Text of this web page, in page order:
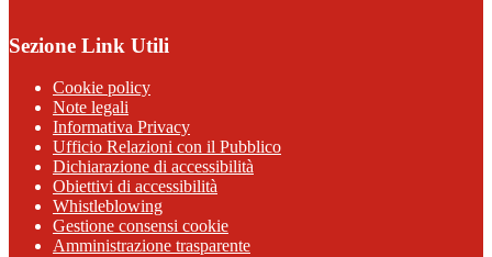
Sezione Link Utili
Cookie policy
Note legali
Informativa Privacy
Ufficio Relazioni con il Pubblico
Dichiarazione di accessibilità
Obiettivi di accessibilità
Whistleblowing
Gestione consensi cookie
Amministrazione trasparente